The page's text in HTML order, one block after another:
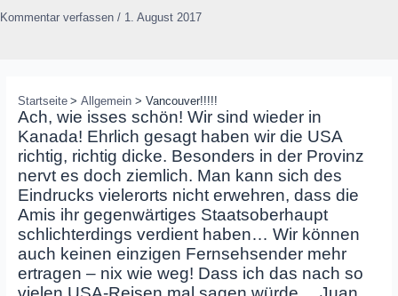
Kommentar verfassen / 1. August 2017
Startseite Allgemein Vancouver!!!!!
Ach, wie isses schön! Wir sind wieder in
Kanada! Ehrlich gesagt haben wir die USA
richtig, richtig dicke. Besonders in der Provinz
nervt es doch ziemlich. Man kann sich des
Eindrucks vielerorts nicht erwehren, dass die
Amis ihr gegenwärtiges Staatsoberhaupt
schlichterdings verdient haben… Wir können
auch keinen einzigen Fernsehsender mehr
ertragen – nix wie weg! Dass ich das nach so